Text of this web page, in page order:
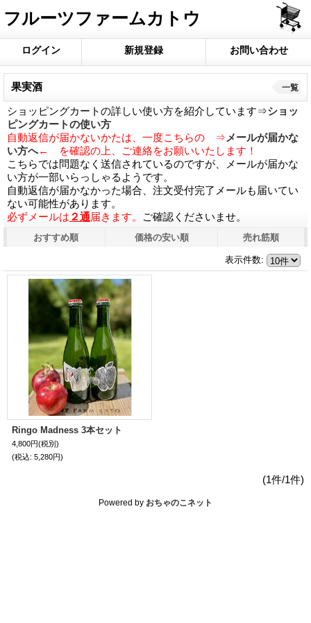
フルーツファームカトウ
ログイン 新規登録 お問い合わせ
果実酒
ショッピングカートの詳しい使い方を紹介しています⇒ショッ
ピングカートの使い方
自動返信が届かないかたは、一度こちらの ⇒ メールが届かな
い方へ← を確認の上、ご連絡をお願いいたします！
こちらでは問題なく送信されているのですが、メールが届かな
い方が一部いらっしゃるようです。
自動返信が届かなかった場合、注文受付完了メールも届いてい
ない可能性があります。
必ずメールは ２通届きます。 ご確認くださいませ。
一覧
おすすめ順 価格の安い順 売れ筋順
表示件数:
Ringo Madness 3本セット
4,800円(税別)
(税込: 5,280円)
(1件/1件)
Powered by おちゃのこネット